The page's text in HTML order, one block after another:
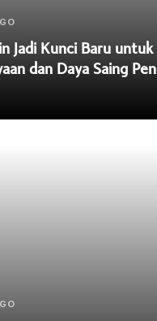
Jadi Kunci Baru untuk
dan Daya Saing